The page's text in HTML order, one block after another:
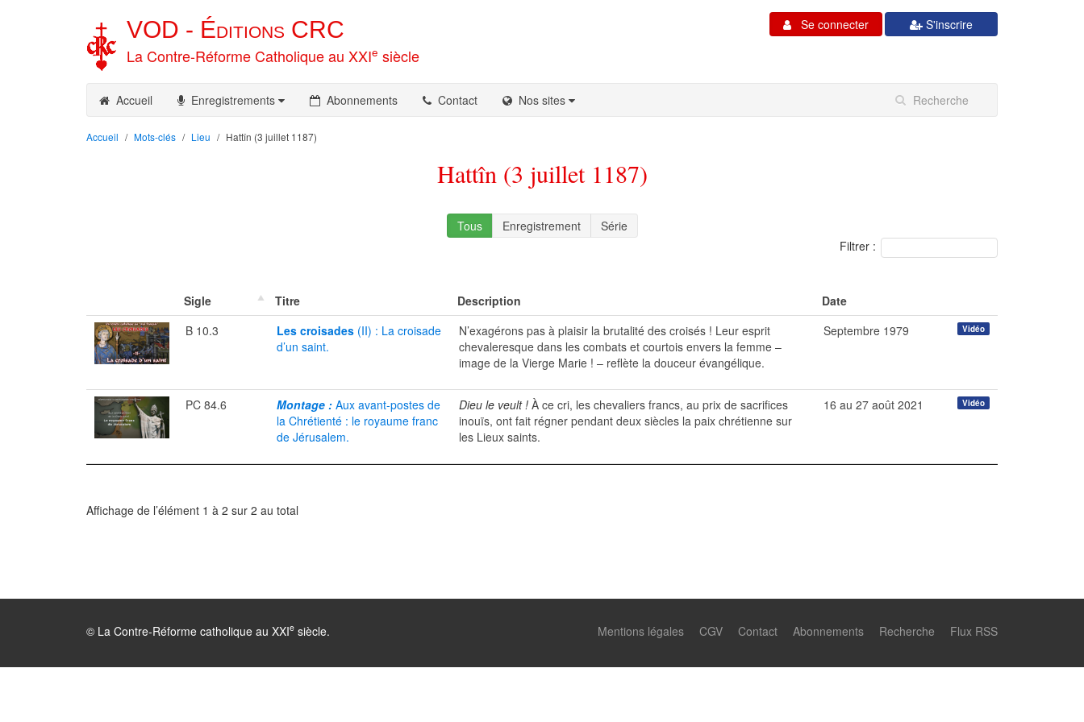
VOD - Éditions CRC
La Contre-Réforme Catholique au XXIe siècle
S'inscrire
Se connecter
Accueil Enregistrements Abonnements Contact Nos sites
Accueil Mots-clés Lieu Hattîn (3 juillet 1187)
Hattîn (3 juillet 1187)
Tous Enregistrement
Série
Filtrer :
Sigle Titre Description
Date
B 10.3
Les croisades (II) : La croisade
d’un saint.
N’exagérons pas à plaisir la brutalité des croisés ! Leur esprit
chevaleresque dans les combats et courtois envers la femme –
image de la Vierge Marie ! – reflète la douceur évangélique.
Vidéo
Septembre 1979
PC 84.6 Montage : Aux avant-postes de
la Chrétienté : le royaume franc
de Jérusalem.
Dieu le veult ! À ce cri, les chevaliers francs, au prix de sacrifices
inouïs, ont fait régner pendant deux siècles la paix chrétienne sur
les Lieux saints.
Vidéo
16 au 27 août 2021
Affichage de l’élément 1 à 2 sur 2 au total
© La Contre-Réforme catholique au XXIe siècle. Mentions légales CGV Contact Abonnements Recherche Flux RSS